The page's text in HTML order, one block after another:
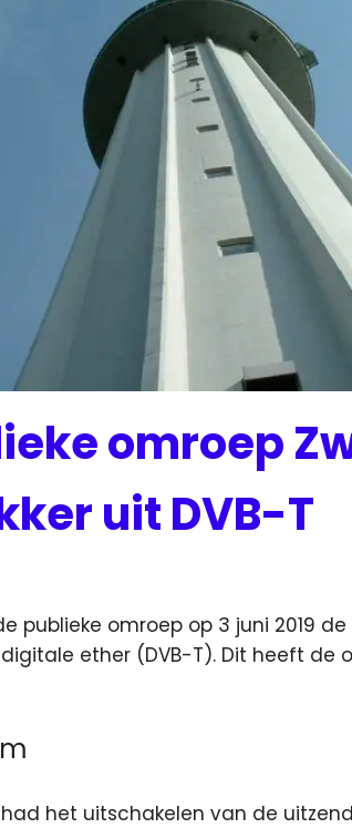
omroep
uit DVB-T
publieke omroep op 3 juni 2019
ether (DVB-T). Dit heeft de
het uitschakelen van de